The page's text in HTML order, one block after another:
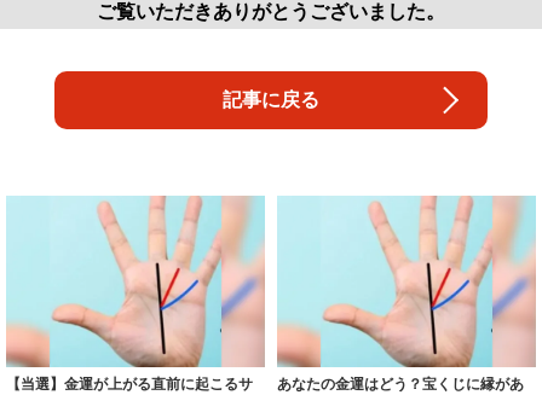
ご覧いただきありがとうございました。
記事に戻る
【当選】金運が上がる直前に起こるサ
あなたの金運はどう？宝くじに縁があ